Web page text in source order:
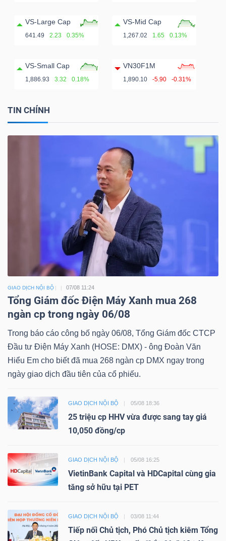
VS-Large Cap
641.49 2.23 0.35%
VS-Mid Cap
1,267.02 1.65 0.13%
VS-Small Cap
1,886.93 3.32 0.18%
VN30F1M
1,890.10 -5.90 -0.31%
TIN CHÍNH
GIAO DỊCH NỘI BỘ 07/08 11:24
Tổng Giám đốc Điện Máy Xanh mua 268
ngàn cp trong ngày 06/08
Trong báo cáo công bố ngày 06/08, Tổng Giám đốc CTCP
Đầu tư Điện Máy Xanh (HOSE: DMX) - ông Đoàn Văn
Hiểu Em cho biết đã mua 268 ngàn cp DMX ngay trong
ngày giao dịch đầu tiên của cổ phiếu.
GIAO DỊCH NỘI BỘ 05/08 18:36
25 triệu cp HHV vừa được sang tay giá
10,050 đồng/cp
GIAO DỊCH NỘI BỘ 05/08 16:25
VietinBank Capital và HDCapital cùng gia
tăng sở hữu tại PET
GIAO DỊCH NỘI BỘ 03/08 11:44
Tiếp nối Chủ tịch, Phó Chủ tịch kiêm Tổng